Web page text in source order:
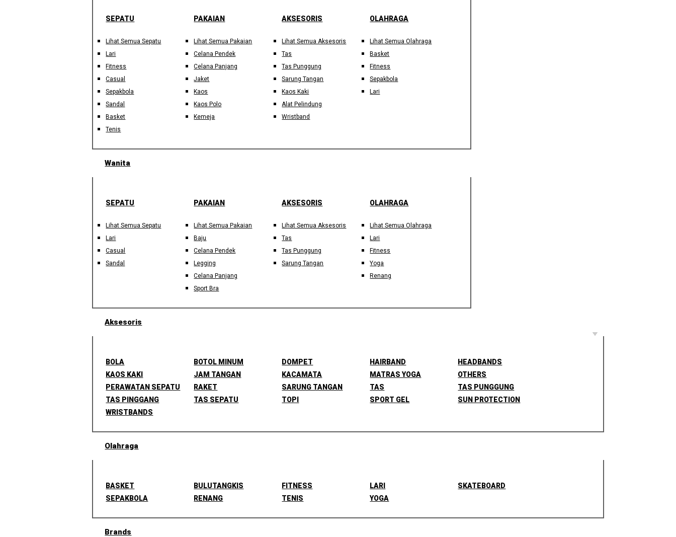
SEPATU
Lihat Semua Sepatu
Lari
Fitness
Casual
Sepakbola
Sandal
Basket
Tenis
PAKAIAN
Lihat Semua Pakaian
Celana Pendek
Celana Panjang
Jaket
Kaos
Kaos Polo
Kemeja
AKSESORIS
Lihat Semua Aksesoris
Tas
Tas Punggung
Sarung Tangan
Kaos Kaki
Alat Pelindung
Wristband
OLAHRAGA
Lihat Semua Olahraga
Basket
Fitness
Sepakbola
Lari
Wanita
SEPATU
Lihat Semua Sepatu
Lari
Casual
Sandal
PAKAIAN
Lihat Semua Pakaian
Baju
Celana Pendek
Legging
Celana Panjang
Sport Bra
AKSESORIS
Lihat Semua Aksesoris
Tas
Tas Punggung
Sarung Tangan
OLAHRAGA
Lihat Semua Olahraga
Lari
Fitness
Yoga
Renang
Aksesoris
BOLA BOTOL MINUM DOMPET HAIRBAND
HEADBANDS
KAOS KAKI
JAM TANGAN KACAMATA MATRAS YOGA
OTHERS
PERAWATAN SEPATU
RAKET SARUNG TANGAN TAS
TAS PUNGGUNG
TAS PINGGANG
TAS SEPATU TOPI SPORT GEL
SUN PROTECTION
WRISTBANDS
Olahraga
BASKET BULUTANGKIS FITNESS LARI
SKATEBOARD
SEPAKBOLA
RENANG TENIS YOGA
Brands